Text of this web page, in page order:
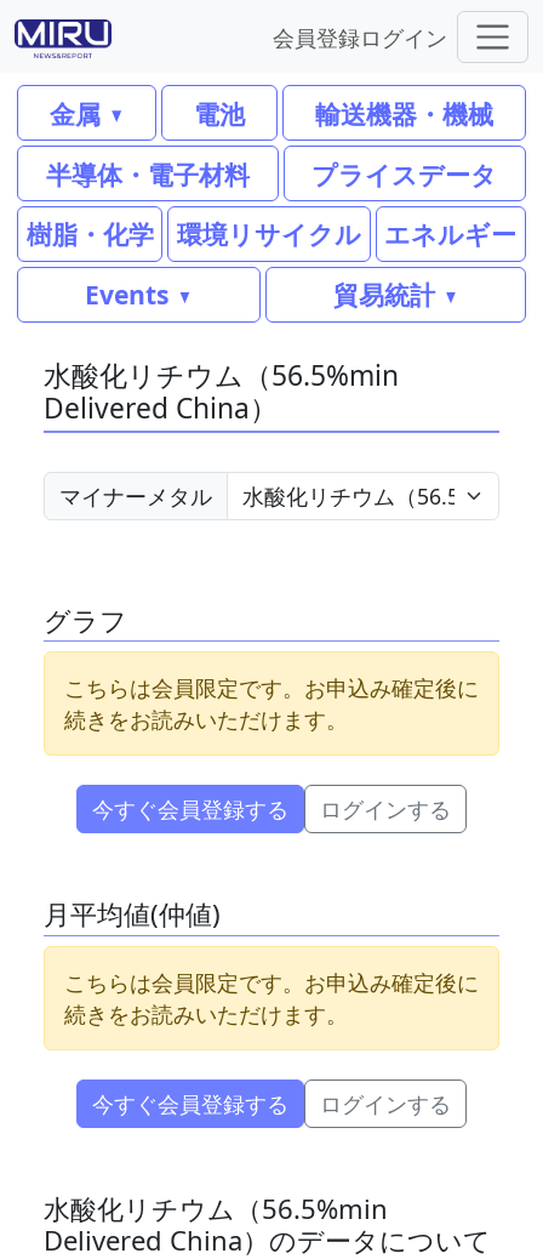
会員登録ログイン
金属 電池
輸送機器・機械
半導体・電子材料
プライスデータ
樹脂・化学
環境リサイクル
エネルギー
Events
貿易統計
水酸化リチウム（56.5%min
Delivered China）
マイナーメタル
グラフ
こちらは会員限定です。お申込み確定後に
続きをお読みいただけます。
今すぐ会員登録する ログインする
月平均値(仲値)
こちらは会員限定です。お申込み確定後に
続きをお読みいただけます。
今すぐ会員登録する ログインする
水酸化リチウム（56.5%min
Delivered China）のデータについて